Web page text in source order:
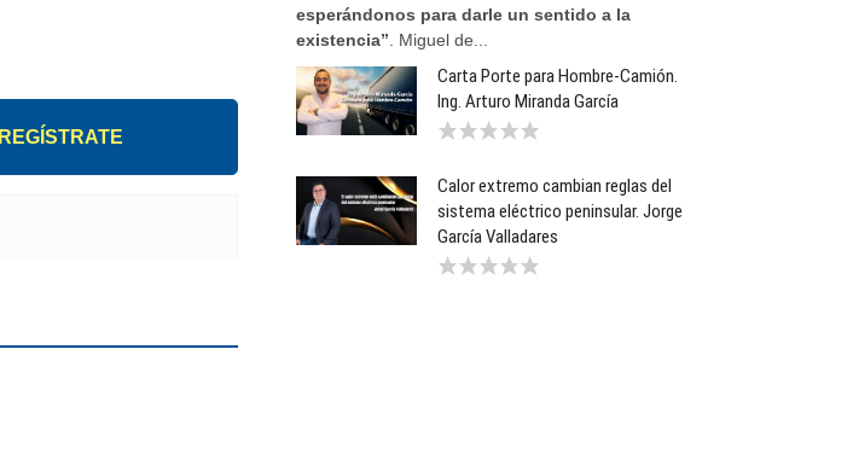
REGÍSTRATE
esperándonos para darle un sentido a la
existencia” . Miguel de...
Carta Porte para Hombre-Camión.
Ing. Arturo Miranda García
Calor extremo cambian reglas del
sistema eléctrico peninsular. Jorge
García Valladares